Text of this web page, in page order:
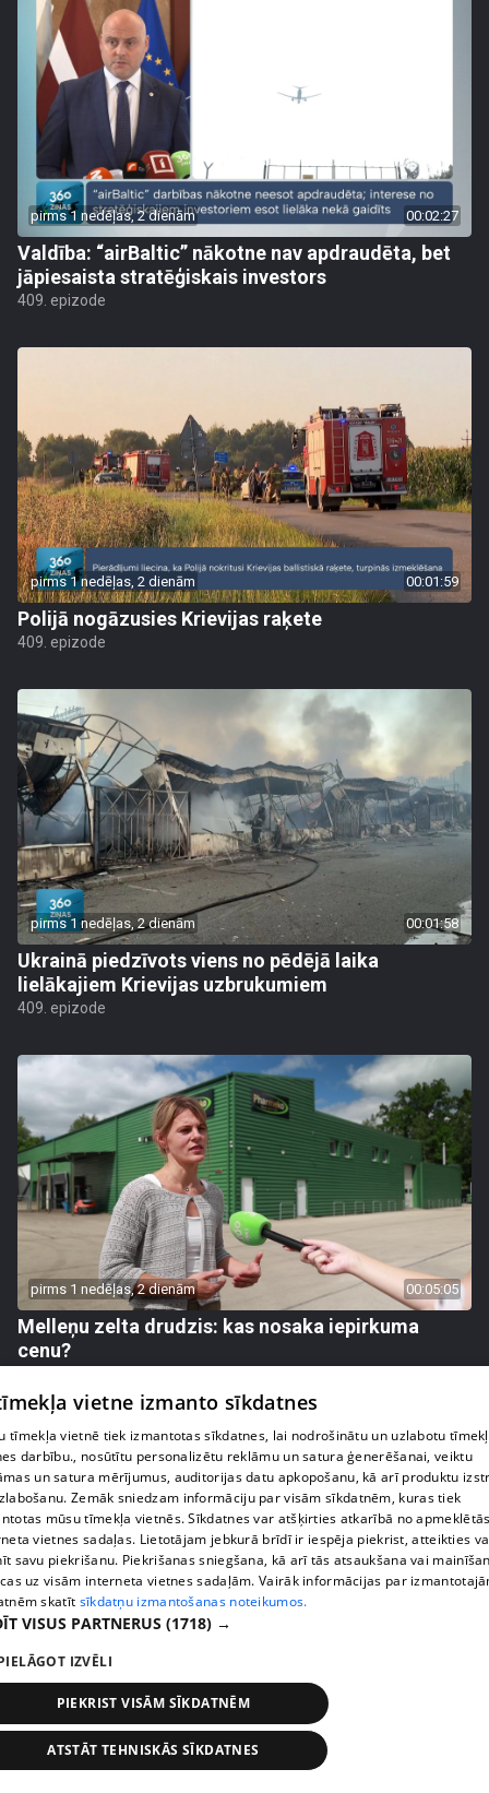
pirms 1 nedēļas, 2 dienām 00:02:27
Valdība: “airBaltic” nākotne nav apdraudēta, bet
jāpiesaista stratēģiskais investors
409. epizode
pirms 1 nedēļas, 2 dienām 00:01:59
Polijā nogāzusies Krievijas raķete
409. epizode
pirms 1 nedēļas, 2 dienām 00:01:58
Ukrainā piedzīvots viens no pēdējā laika
lielākajiem Krievijas uzbrukumiem
409. epizode
pirms 1 nedēļas, 2 dienām 00:05:05
Melleņu zelta drudzis: kas nosaka iepirkuma
cenu?
pirms 1 nedēļas, 2 dienām
Ogas un sēnes šogad dārgākas, bet uzpirkšanas
409. epizode
vietne izmanto sīkdatnes
tīmekļa vietnē tiek izmantotas sīkdatnes, lai nodrošinātu un uzlabotu
darbību., nosūtītu personalizētu reklāmu un satura ģenerēšanai, veiktu
un satura mērījumus, auditorijas datu apkopošanu, kā arī produktu
Zemāk sniedzam informāciju par visām sīkdatnēm, kuras tiek
mūsu tīmekļa vietnēs. Sīkdatnes var atšķirties atkarībā no
vietnes sadaļas. Lietotājam jebkurā brīdī ir iespēja piekrist, atteikties
savu piekrišanu. Piekrišanas sniegšana, kā arī tās atsaukšana vai
uz visām interneta vietnes sadaļām. Vairāk informācijas par
skatīt sīkdatņu izmantošanas noteikumos.
VISUS PARTNERUS (1718) →
IZVĒLI
PIEKRIST VISĀM SĪKDATNĒM
ATSTĀT TEHNISKĀS SĪKDATNES